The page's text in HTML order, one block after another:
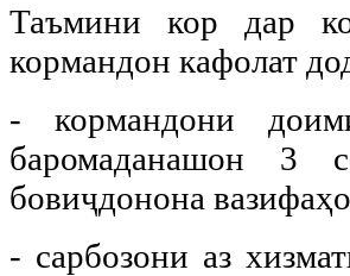
Таъмини кор дар
кормандон кафолат
- кормандони
баромаданашон 3
бовиҷдонона
- сарбозони аз